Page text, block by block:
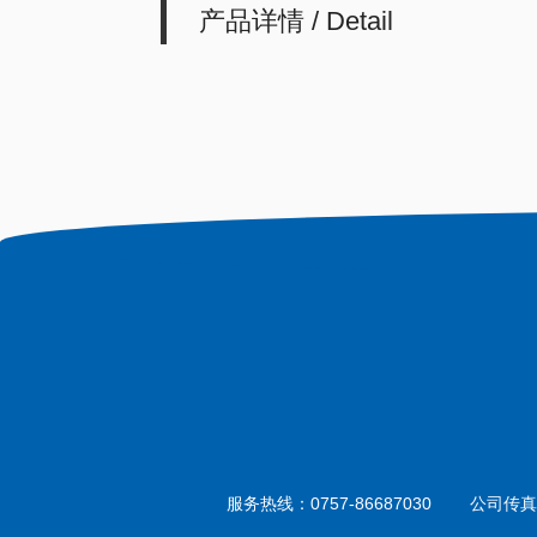
产品详情 / Detail
服务热线： 0757-86687030 公司传